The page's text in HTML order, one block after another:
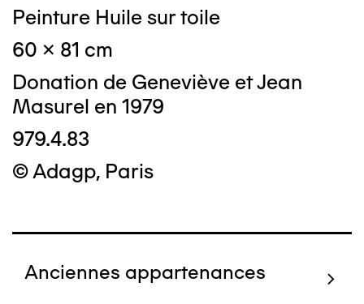
Peinture Huile sur toile
60 x 81 cm
Donation de Geneviève et Jean
Masurel en 1979
979.4.83
© Adagp, Paris
Anciennes appartenances